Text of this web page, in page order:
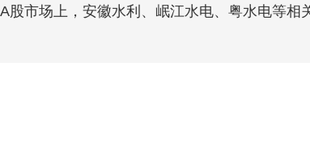
股市场上，安徽水利、岷江水电、粤水电等相